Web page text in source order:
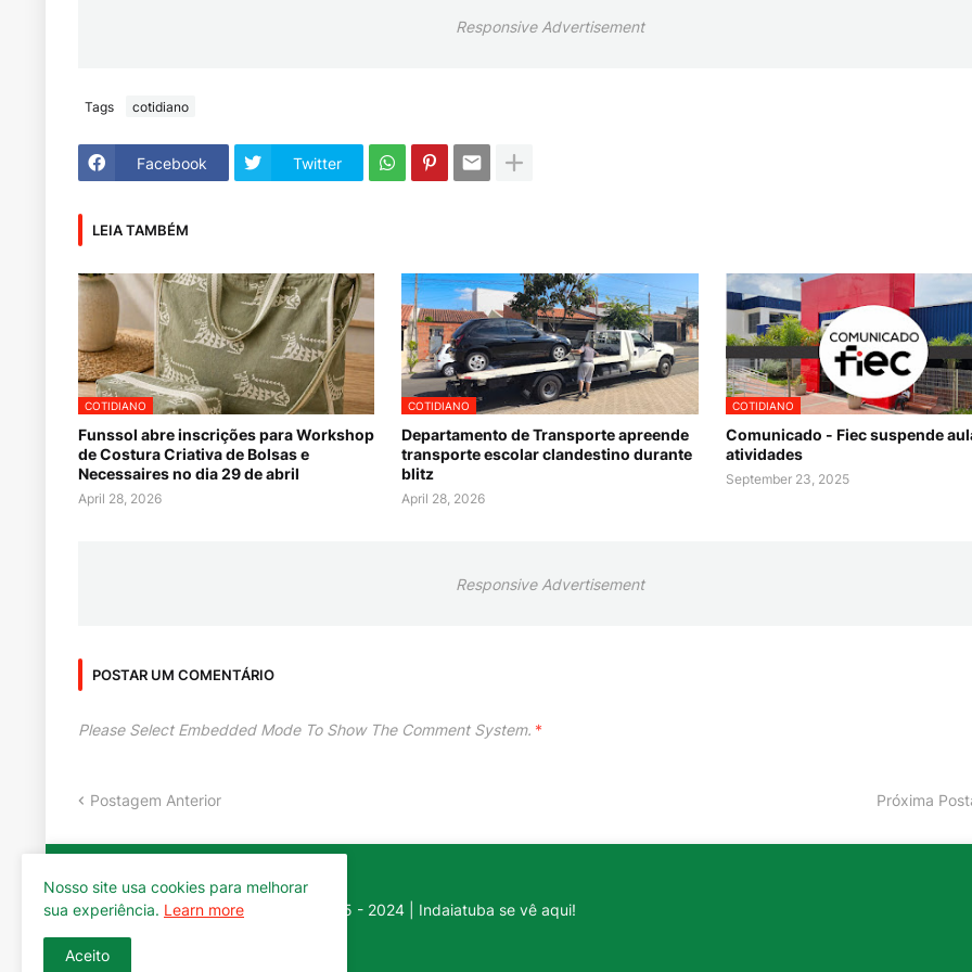
Responsive Advertisement
Tags cotidiano
Facebook Twitter
LEIA TAMBÉM
COTIDIANO
Funssol abre inscrições para Workshop
de Costura Criativa de Bolsas e
Necessaires no dia 29 de abril
April 28, 2026
COTIDIANO
Departamento de Transporte apreende
transporte escolar clandestino durante
blitz
April 28, 2026
COTIDIANO
Comunicado - Fiec suspende
atividades
September 23, 2025
Responsive Advertisement
POSTAR UM COMENTÁRIO
Please Select Embedded Mode To Show The Comment System. *
Postagem Anterior Próxima
ClickIndaia | 2005 - 2024 | Indaiatuba se vê aqui!
Nosso site usa cookies para melhorar
sua experiência. Learn more
Aceito